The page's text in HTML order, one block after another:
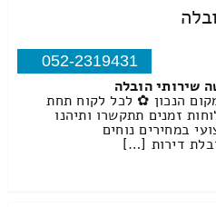
052-2319431
שירותי הובלה
הנכון ✿ לכל לקוח תחת
זמנים תתקשרו ותיהנו
במחירים נוחים
דירות […]